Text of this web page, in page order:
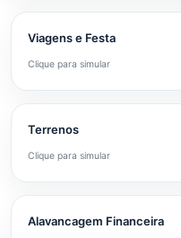
Viagens e Festa
Clique para simular
Terrenos
Clique para simular
Alavancagem Financeira